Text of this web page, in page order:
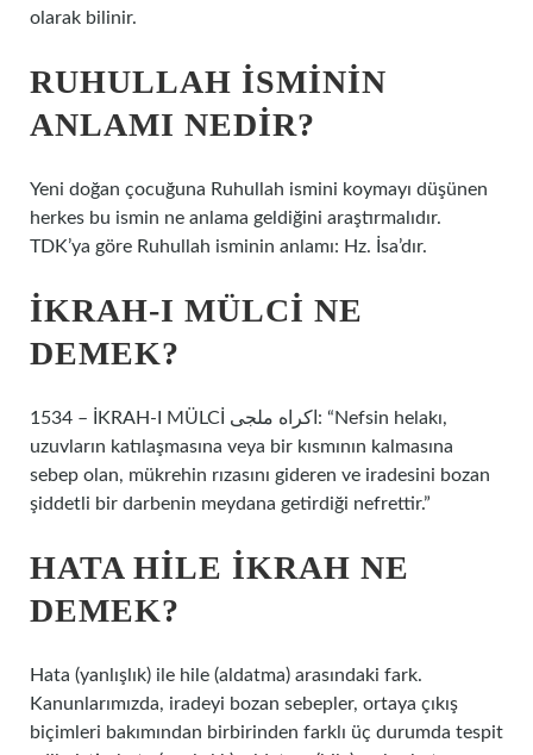
olarak bilinir.
RUHULLAH ISMININ
ANLAMI NEDIR?
Yeni doğan çocuğuna Ruhullah ismini koymayı düşünen
herkes bu ismin ne anlama geldiğini araştırmalıdır.
TDK’ya göre Ruhullah isminin anlamı: Hz. İsa’dır.
İKRAH-I MÜLCI NE
DEMEK?
1534 – İKRAH-I MÜLCİ اكراه ملجى: “Nefsin helakı,
uzuvların katılaşmasına veya bir kısmının kalmasına
sebep olan, mükrehin rızasını gideren ve iradesini bozan
şiddetli bir darbenin meydana getirdiği nefrettir.”
HATA HILE IKRAH NE
DEMEK?
Hata (yanlışlık) ile hile (aldatma) arasındaki fark.
Kanunlarımızda, iradeyi bozan sebepler, ortaya çıkış
biçimleri bakımından birbirinden farklı üç durumda tespit